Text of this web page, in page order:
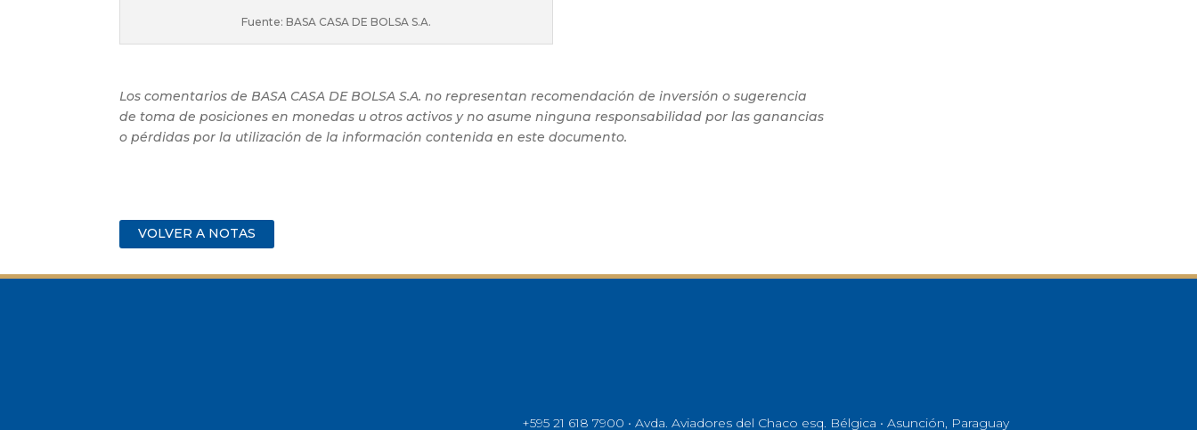
Fuente: BASA CASA DE BOLSA S.A.
Los comentarios de BASA CASA DE BOLSA S.A. no representan recomendación de inversión o sugerencia
de toma de posiciones en monedas u otros activos y no asume ninguna responsabilidad por las ganancias
o pérdidas por la utilización de la información contenida en este documento.
VOLVER A NOTAS
+595 21 618 7900 • Avda. Aviadores del Chaco esq. Bélgica • Asunción, Paraguay